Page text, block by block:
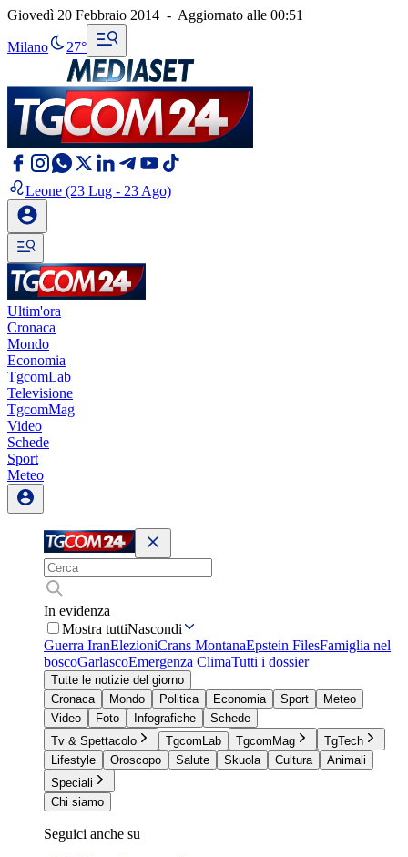
Giovedì 20 Febbraio 2014 - Aggiornato alle 00:51
Milano 27°
Leone (23 Lug - 23 Ago)
Ultim'ora
Cronaca
Mondo
Economia
TgcomLab
Televisione
TgcomMag
Video
Schede
Sport
Meteo
In evidenza
Mostra tuttiNascondi
Guerra IranElezioniCrans MontanaEpstein FilesFamiglia nel
boscoGarlascoEmergenza ClimaTutti i dossier
Tutte le notizie del giorno
Cronaca
Mondo Politica Economia Sport
Meteo
Video
Foto Infografiche
Schede
Tv & Spettacolo
TgcomLab TgcomMag
TgTech
Lifestyle
Oroscopo Salute Skuola Cultura
Animali
Speciali
Chi siamo
Seguici anche su